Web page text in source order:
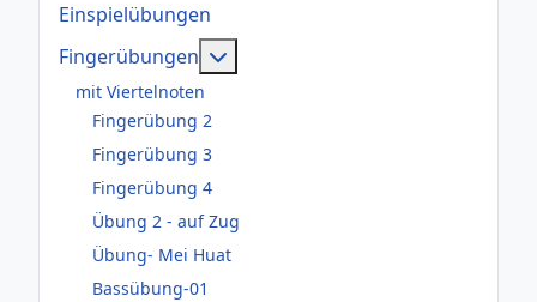
Einspielübungen
Fingerübungen
mit Viertelnoten
Fingerübung 2
Fingerübung 3
Fingerübung 4
Übung 2 - auf Zug
Übung- Mei Huat
Bassübung-01